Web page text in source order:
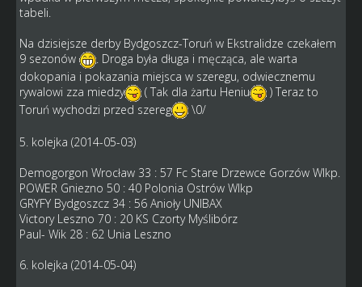
tabeli.
Na dzisiejsze derby Bydgoszcz-Toruń w Ekstralidze czekałem
9 sezonów
. Droga była długa i męcząca, ale warta
dokopania i pokazania miejsca w szeregu, odwiecznemu
rywalowi zza miedzy
( Tak dla żartu Heniu
) Teraz to
Toruń wychodzi przed szereg
\0/
5. kolejka (2014-05-03)
Demogorgon Wrocław 33 : 57 Fc Stare Drzewce Gorzów Wlkp.
POWER Gniezno 50 : 40 Polonia Ostrów Wlkp
GRYFY Bydgoszcz 34 : 56 Anioły UNIBAX
Victory Leszno 70 : 20 KS Czorty Myślibórz
Paul- Wik 28 : 62 Unia Leszno
6. kolejka (2014-05-04)